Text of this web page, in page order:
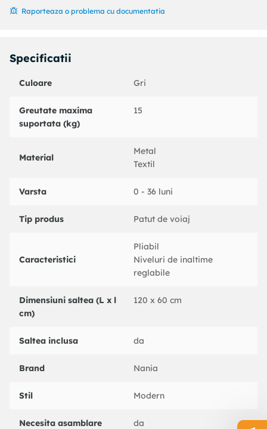
constructie compacta, patutul este usor de transportat si
Constructia lui Nania SODA GREY permite, se pliaza rapid
camera mica sau in calatorie. Ideal pentru calatorii
cu un maner confortabil, care face transportul produsului
mai usor, dar il si protejeaza pe Nania SODA GREY de
calatorii mai lungi sau depozitarii. Design Made in France.
Dimenisuni extins lunigime 120 cm, latime 60 cm, inaltime 76
cm.
Raporteaza o problema cu documentatia
Specificatii
Culoare Gri
Greutate maxima
suportata (kg)
15
Material
Metal
Textil
Varsta 0 - 36 luni
Tip produs Patut de voiaj
Caracteristici
Pliabil
Niveluri de inaltime
reglabile
Dimensiuni saltea (L x l
cm)
120 x 60 cm
Saltea inclusa da
Brand Nania
Stil Modern
Necesita asamblare da